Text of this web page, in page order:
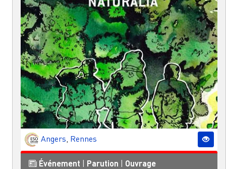
Angers, Rennes
Événement Parution Ouvrage